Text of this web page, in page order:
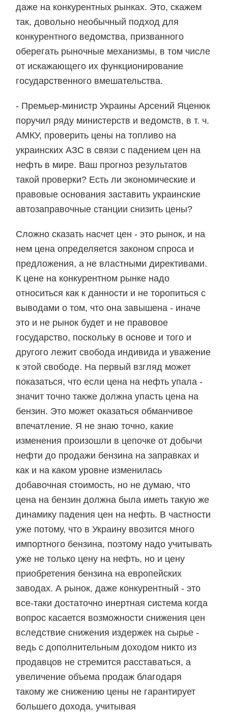
даже на конкурентных рынках. Это, скажем
так, довольно необычный подход для
конкурентного ведомства, призванного
оберегать рыночные механизмы, в том числе
от искажающего их функционирование
государственного вмешательства.
- Премьер-министр Украины Арсений Яценюк
поручил ряду министерств и ведомств, в т. ч.
АМКУ, проверить цены на топливо на
украинских АЗС в связи с падением цен на
нефть в мире. Ваш прогноз результатов
такой проверки? Есть ли экономические и
правовые основания заставить украинские
автозаправочные станции снизить цены?
Сложно сказать насчет цен - это рынок, и на
нем цена определяется законом спроса и
предложения, а не властными директивами.
К цене на конкурентном рынке надо
относиться как к данности и не торопиться с
выводами о том, что она завышена - иначе
это и не рынок будет и не правовое
государство, поскольку в основе и того и
другого лежит свобода индивида и уважение
к этой свободе. На первый взгляд может
показаться, что если цена на нефть упала -
значит точно также должна упасть цена на
бензин. Это может оказаться обманчивое
впечатление. Я не знаю точно, какие
изменения произошли в цепочке от добычи
нефти до продажи бензина на заправках и
как и на каком уровне изменилась
добавочная стоимость, но не думаю, что
цена на бензин должна была иметь такую же
динамику падения цен на нефть. В частности
уже потому, что в Украину ввозится много
импортного бензина, поэтому надо учитывать
уже не только цену на нефть, но и цену
приобретения бензина на европейских
заводах. А рынок, даже конкурентный - это
все-таки достаточно инертная система когда
вопрос касается возможности снижения цен
вследствие снижения издержек на сырье -
ведь с дополнительным доходом никто из
продавцов не стремится расставаться, а
увеличение объема продаж благодаря
такому же снижению цены не гарантирует
большего дохода, учитывая